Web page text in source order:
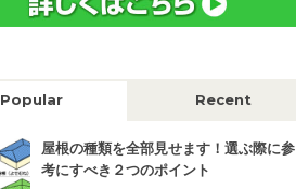
Popular Recent
屋根の種類を全部見せます！選ぶ際に参
考にすべき２つのポイント